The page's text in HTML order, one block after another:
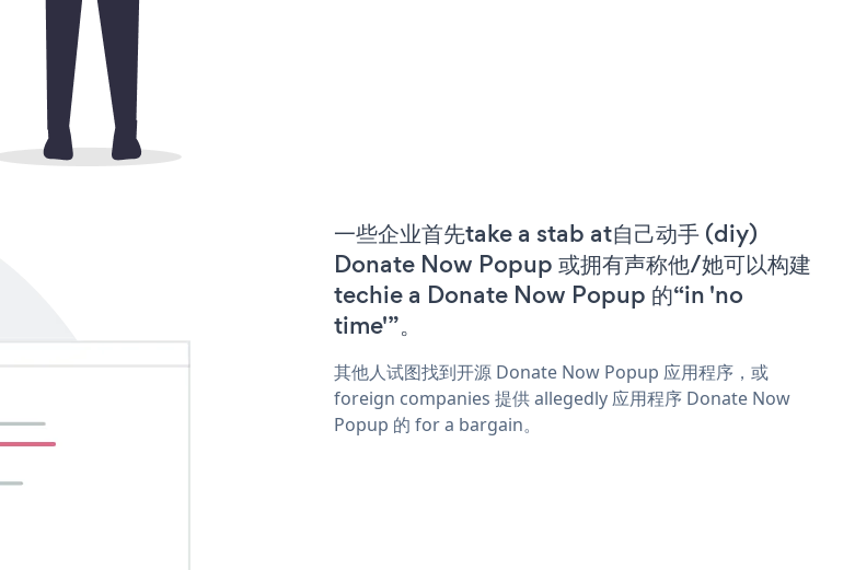
一些企业首先take a stab at自己动手 (diy)
Donate Now Popup 或拥有声称他/她可以构建
techie a Donate Now Popup 的“in 'no
time'”。
其他人试图找到开源 Donate Now Popup 应用程序，或
foreign companies 提供 allegedly 应用程序 Donate Now
Popup 的 for a bargain。